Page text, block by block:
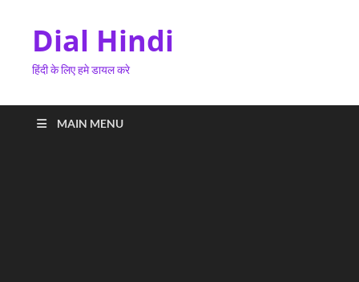
Dial Hindi
हिंदी के लिए हमे डायल करे
MAIN MENU